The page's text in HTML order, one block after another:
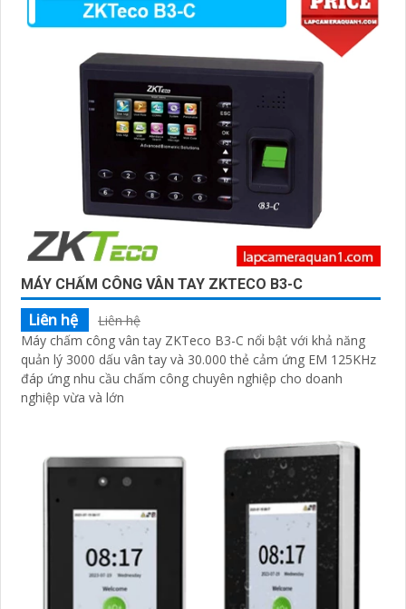
đánh giá hiệu suất làm việc của nhân viên.
Với Máy Chấm Công Vân Tay Mã Số công nghệ phù
hợp sư hướng, bạn sẽ tiết kiệm thời gian, tăng hiệu
quả quản lý nhân sự và nâng cao an toàn chính xác
trong việc tính lương. Hãy đầu tư vào giải pháp này để
nâng cao hiệu suất làm việc của doanh nghiệp của bạn
ngay hôm nay."
MÁY CHẤM CÔNG VÂN TAY ZKTECO B3-C
Liên hệ
Liên hệ
Máy chấm công vân tay ZKTeco B3-C nổi bật với khả năng
quản lý 3000 dấu vân tay và 30.000 thẻ cảm ứng EM 125KHz
đáp ứng nhu cầu chấm công chuyên nghiệp cho doanh
nghiệp vừa và lớn